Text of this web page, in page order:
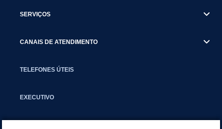
SERVIÇOS
CANAIS DE ATENDIMENTO
TELEFONES ÚTEIS
EXECUTIVO